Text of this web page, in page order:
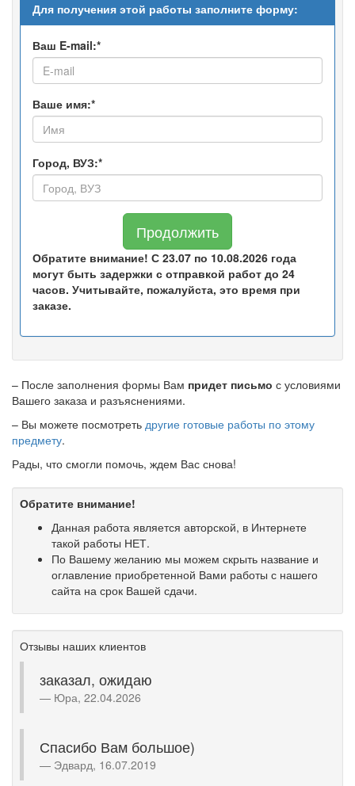
Для получения этой работы заполните форму:
Ваш E-mail:*
Ваше имя:*
Город, ВУЗ:*
Продолжить
Обратите внимание! С 23.07 по 10.08.2026 года
могут быть задержки с отправкой работ до 24
часов. Учитывайте, пожалуйста, это время при
заказе.
– После заполнения формы Вам придет письмо с условиями
Вашего заказа и разъяснениями.
– Вы можете посмотреть другие готовые работы по этому
предмету.
Рады, что смогли помочь, ждем Вас снова!
Обратите внимание!
Данная работа является авторской, в Интернете
такой работы НЕТ.
По Вашему желанию мы можем скрыть название и
оглавление приобретенной Вами работы с нашего
сайта на срок Вашей сдачи.
Отзывы наших клиентов
заказал, ожидаю
Юра, 22.04.2026
Спасибо Вам большое)
Эдвард, 16.07.2019